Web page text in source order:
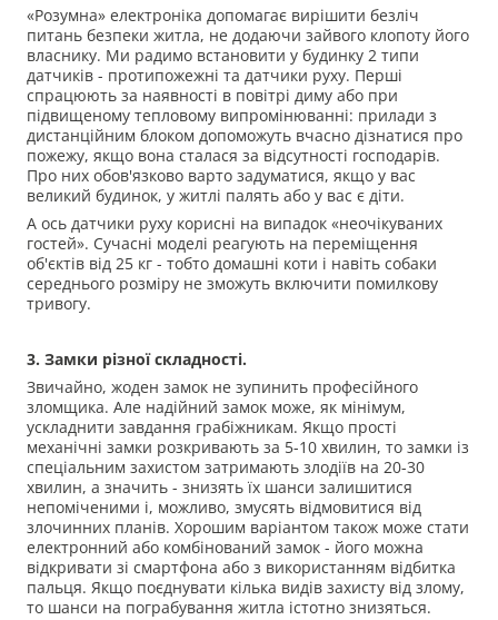
«Розумна» електроніка допомагає вирішити безліч
питань безпеки житла, не додаючи зайвого клопоту його
власнику. Ми радимо встановити у будинку 2 типи
датчиків - протипожежні та датчики руху. Перші
спрацюють за наявності в повітрі диму або при
підвищеному тепловому випромінюванні: прилади з
дистанційним блоком допоможуть вчасно дізнатися про
пожежу, якщо вона сталася за відсутності господарів.
Про них обов'язково варто задуматися, якщо у вас
великий будинок, у житлі палять або у вас є діти.
А ось датчики руху корисні на випадок «неочікуваних
гостей». Сучасні моделі реагують на переміщення
об'єктів від 25 кг - тобто домашні коти і навіть собаки
середнього розміру не зможуть включити помилкову
тривогу.
3. Замки різної складності.
Звичайно, жоден замок не зупинить професійного
зломщика. Але надійний замок може, як мінімум,
ускладнити завдання грабіжникам. Якщо прості
механічні замки розкривають за 5-10 хвилин, то замки із
спеціальним захистом затримають злодіїв на 20-30
хвилин, а значить - знизять їх шанси залишитися
непоміченими і, можливо, змусять відмовитися від
злочинних планів. Хорошим варіантом також може стати
електронний або комбінований замок - його можна
відкривати зі смартфона або з використанням відбитка
пальця. Якщо поєднувати кілька видів захисту від злому,
то шанси на пограбування житла істотно знизяться.